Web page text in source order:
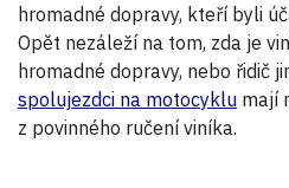
hromadné dopravy, kteří byli
Opět nezáleží na tom, zda je
hromadné dopravy, nebo řidič
spolujezdci na motocyklu mají
z povinného ručení viníka.